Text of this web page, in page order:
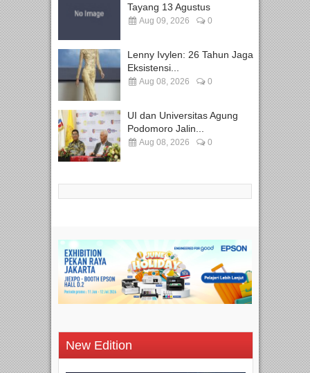
Tayang 13 Agustus
Aug 09, 2026 0
Lenny Ivylen: 26 Tahun Jaga
Eksistensi...
Aug 08, 2026 0
UI dan Universitas Agung
Podomoro Jalin...
Aug 08, 2026 0
New Edition